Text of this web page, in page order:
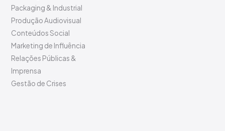
Packaging & Industrial
Produção Audiovisual
Conteúdos Social
Marketing de Influência
Relações Públicas &
Imprensa
Gestão de Crises